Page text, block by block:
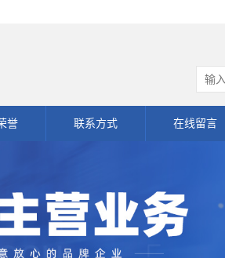
誉 联系方式 在线留言